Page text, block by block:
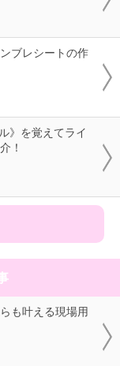
ブレシートの作
》を覚えてライ
！
も叶える現場用